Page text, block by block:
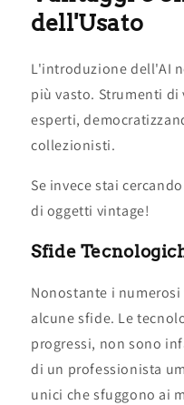
dell'Usato
L'introduzione dell'AI
più vasto. Strumenti
esperti,
collezionisti.
Se invece stai
di oggetti vintage!
Sfide
Nonostante i
alcune sfide. Le
progressi, non sono
di un professionista
unici che sfuggono ai